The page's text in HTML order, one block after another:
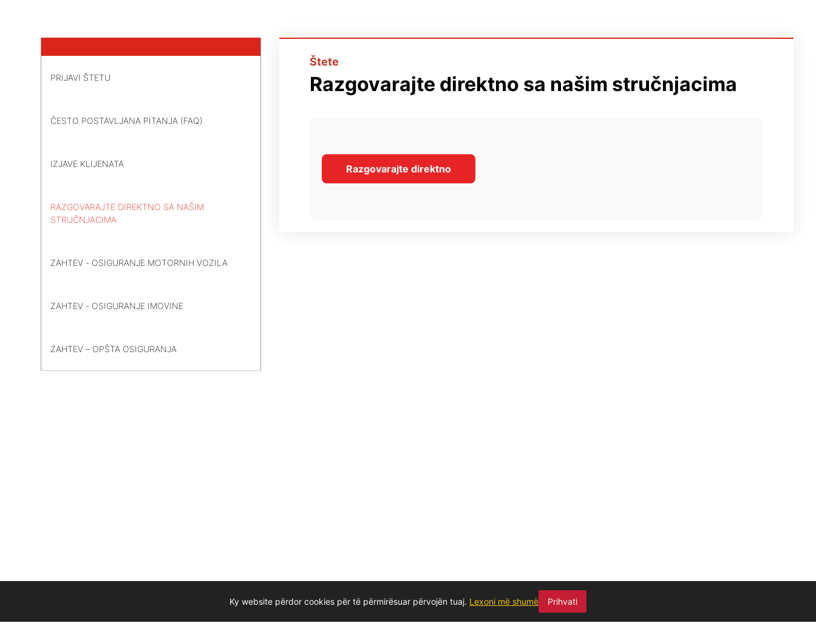
PRIJAVI ŠTETU
ČESTO POSTAVLJANA PITANJA (FAQ)
IZJAVE KLIJENATA
RAZGOVARAJTE DIREKTNO SA NAŠIM
STRUČNJACIMA
Štete
Razgovarajte direktno sa našim stručnjacima
Razgovarajte direktno
ZAHTEV - OSIGURANJE MOTORNIH VOZILA
ZAHTEV - OSIGURANJE IMOVINE
ZAHTEV – OPŠTA OSIGURANJA
Ky website përdor cookies për të përmirësuar përvojën tuaj. Lexoni më shumë Prihvati